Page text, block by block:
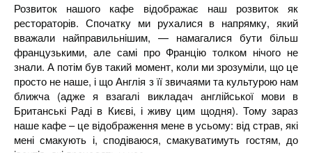
Розвиток нашого кафе відображає наш розвиток як
рестораторів. Спочатку ми рухалися в напрямку, який
вважали найправильнішим, — намагалися бути більш
французькими, але самі про Францію толком нічого не
знали. А потім був такий момент, коли ми зрозуміли, що це
просто не наше, і що Англія з її звичаями та культурою нам
ближча (адже я взагалі викладач англійської мови в
Британські Раді в Києві, і живу цим щодня). Тому зараз
наше кафе – це відображення мене в усьому: від страв, які
мені смакують і, сподіваюся, смакуватимуть гостям, до